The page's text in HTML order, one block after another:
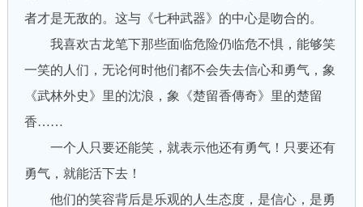
者才是无敌的。这与《七种武器》的中心是吻合的。
我喜欢古龙笔下那些面临危险仍临危不惧，能够笑
一笑的人们，无论何时他们都不会失去信心和勇气，象
《武林外史》里的沈浪，象《楚留香傳奇》里的楚留
香……
一个人只要还能笑，就表示他还有勇气！只要还有
勇气，就能活下去！
他们的笑容背后是乐观的人生态度，是信心，是勇